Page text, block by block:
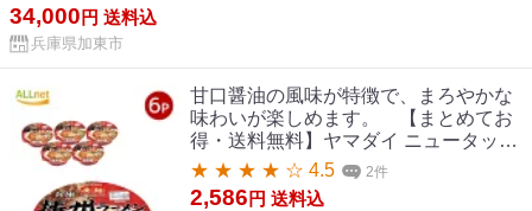
34,000 円 送料込
兵庫県加東市
甘口醤油の風味が特徴で、まろやかな
味わいが楽しめます。 【まとめてお
得・送料無料】ヤマダイ ニュータッチ
凄麺 兵庫 播州ラーメン(甘口しょうゆ
味) 123g ×6個セット
★ ★ ★ ★ ☆ 4.5 2件
2,586 円 送料込